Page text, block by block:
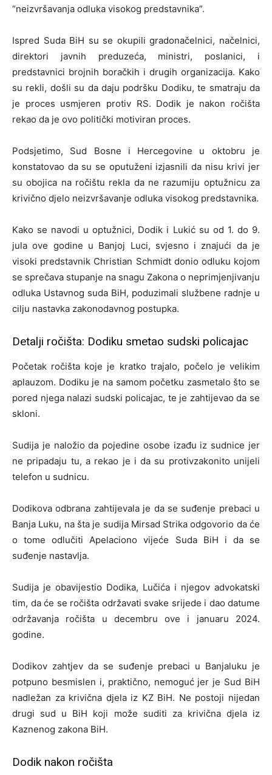
“neizvršavanja odluka visokog predstavnika”.
Ispred Suda BiH su se okupili gradonačelnici, načelnici,
direktori javnih preduzeća, ministri, poslanici, i
predstavnici brojnih boračkih i drugih organizacija. Kako
su rekli, došli su da daju podršku Dodiku, te smatraju da
je proces usmjeren protiv RS. Dodik je nakon ročišta
rekao da je ovo politički motiviran proces.
Podsjetimo, Sud Bosne i Hercegovine u oktobru je
konstatovao da su se oputuženi izjasnili da nisu krivi jer
su obojica na ročištu rekla da ne razumiju optužnicu za
krivično djelo neizvršavanje odluka visokog predstavnika.
Kako se navodi u optužnici, Dodik i Lukić su od 1. do 9.
jula ove godine u Banjoj Luci, svjesno i znajući da je
visoki predstavnik Christian Schmidt donio odluku kojom
se sprečava stupanje na snagu Zakona o neprimjenjivanju
odluka Ustavnog suda BiH, poduzimali službene radnje u
cilju nastavka zakonodavnog postupka.
Detalji ročišta: Dodiku smetao sudski policajac
Početak ročišta koje je kratko trajalo, počelo je velikim
aplauzom. Dodiku je na samom početku zasmetalo što se
pored njega nalazi sudski policajac, te je zahtijevao da se
skloni.
Sudija je naložio da pojedine osobe izađu iz sudnice jer
ne pripadaju tu, a rekao je i da su protivzakonito unijeli
telefon u sudnicu.
Dodikova odbrana zahtijevala je da se suđenje prebaci u
Banja Luku, na šta je sudija Mirsad Strika odgovorio da će
o tome odlučiti Apelaciono vijeće Suda BiH i da se
suđenje nastavlja.
Sudija je obavijestio Dodika, Lučića i njegov advokatski
tim, da će se ročišta održavati svake srijede i dao datume
održavanja ročišta u decembru ove i januaru 2024.
godine.
Dodikov zahtjev da se suđenje prebaci u Banjaluku je
potpuno besmislen i, praktično, nemoguć jer je Sud BiH
nadležan za krivična djela iz KZ BiH. Ne postoji nijedan
drugi sud u BiH koji može suditi za krivična djela iz
Kaznenog zakona BiH.
Dodik nakon ročišta